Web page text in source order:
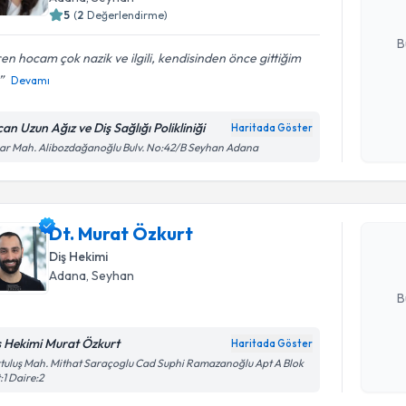
5 (2 Değerlendirme)
hocam çok nazik ve ilgili, kendisinden önce gittiğim
Devamı
Uzun Ağız ve Diş Sağlığı Polikliniği Haritada Göster
Mah. Alibozdağanoğlu Bulv. No:42/B Seyhan Adana
Dt. Murat Özkurt
Diş Hekimi
Adana , Seyhan
Hekimi Murat Özkurt Haritada Göster
Mah. Mithat Saraçoglu Cad Suphi Ramazanoğlu Apt A Blok
Daire:2
Dt. Murat
uzmandan